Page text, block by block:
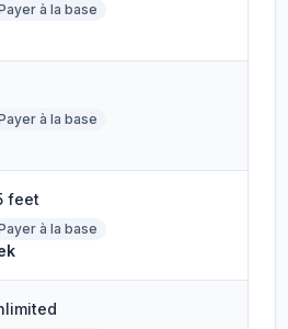
à la base
à la base
feet
à la base